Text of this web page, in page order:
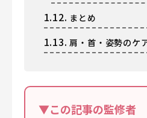
1.12. まとめ
1.13. 肩・首・姿勢のケ
▼この記事の監修者